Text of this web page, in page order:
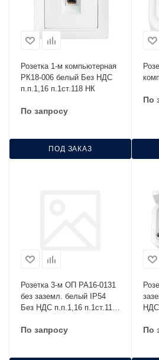
Розетка 1-м компьютерная
РК18-006 белый Без НДС
п.п.1,16 п.1ст.118 НК
По запросу
ПОД ЗАКАЗ
По
Розетка 3-м ОП РА16-0131
без заземл. белый IP54
Без НДС п.п.1,16 п.1ст.118
По запросу
НДС
По